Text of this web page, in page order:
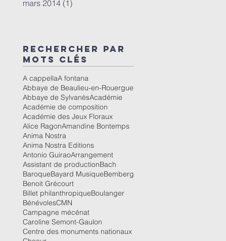
mars 2014 (1)
Rechercher par
mots clés
A cappellaA fontana
Abbaye de Beaulieu-en-Rouergue
Abbaye de SylvanèsAcadémie
Académie de composition
Académie des Jeux Floraux
Alice RagonAmandine Bontemps
Anima Nostra
Anima Nostra Editions
Antonio GuiraoArrangement
Assistant de productionBach
BaroqueBayard MusiqueBemberg
Benoit Grécourt
Billet philanthropiqueBoulanger
BénévolesCMN
Campagne mécénat
Caroline Semont-Gaulon
Centre des monuments nationaux